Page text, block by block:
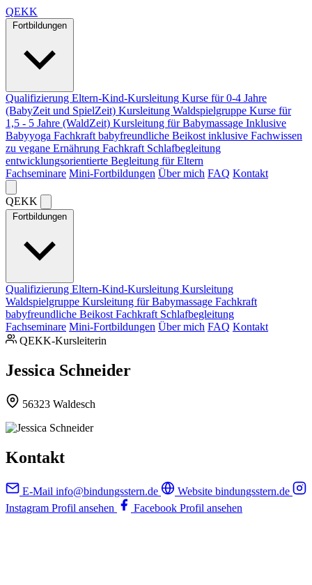
QEKK
Fortbildungen
Qualifizierung Eltern-Kind-Kursleitung Kurse für 0-4 Jahre
(BabyZeit und SpielZeit) Kursleitung Waldspielgruppe Kurse für
1,5 - 5 Jahre (WaldZeit) Kursleitung für Babymassage Inklusive
Babyyoga Fachkraft babyfreundliche Beikost inklusive Fachwissen
zu vegane Ernährung Fachkraft Schlafbegleitung
entwicklungsorientierte Begleitung für Eltern
Fachseminare Mini-Fortbildungen Über mich FAQ Kontakt
QEKK
Fortbildungen
Qualifizierung Eltern-Kind-Kursleitung Kursleitung
Waldspielgruppe Kursleitung für Babymassage Fachkraft
babyfreundliche Beikost Fachkraft Schlafbegleitung
Fachseminare Mini-Fortbildungen Über mich FAQ Kontakt
QEKK-Kursleiterin
Jessica Schneider
56323 Waldesch
Kontakt
E-Mail info@bindungsstern.de Website bindungsstern.de
Instagram Profil ansehen Facebook Profil ansehen